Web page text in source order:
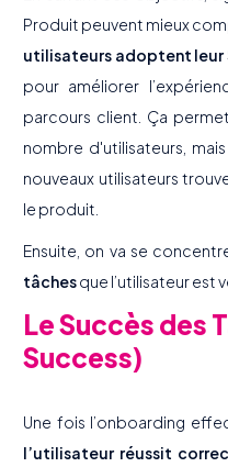
Produit peuvent mieux
utilisateurs adoptent leur
pour améliorer
parcours client. Ça
nombre d'utilisateurs,
nouveaux utilisateurs
le produit.
Ensuite, on va se
tâchesque l’utilisateur est
Le Succès des
Success)
Une fois l’onboarding
l’utilisateur réussit